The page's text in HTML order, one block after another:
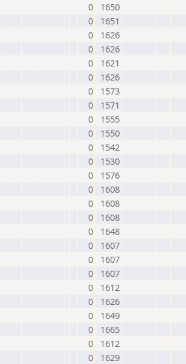
0
1650
0
1651
0
1626
0
1626
0
1621
0
1626
0
1573
0
1571
0
1555
0
1550
0
1542
0
1530
0
1576
0
1608
0
1608
0
1608
0
1648
0
1607
0
1607
0
1607
0
1612
0
1626
0
1649
0
1665
0
1612
0
1629